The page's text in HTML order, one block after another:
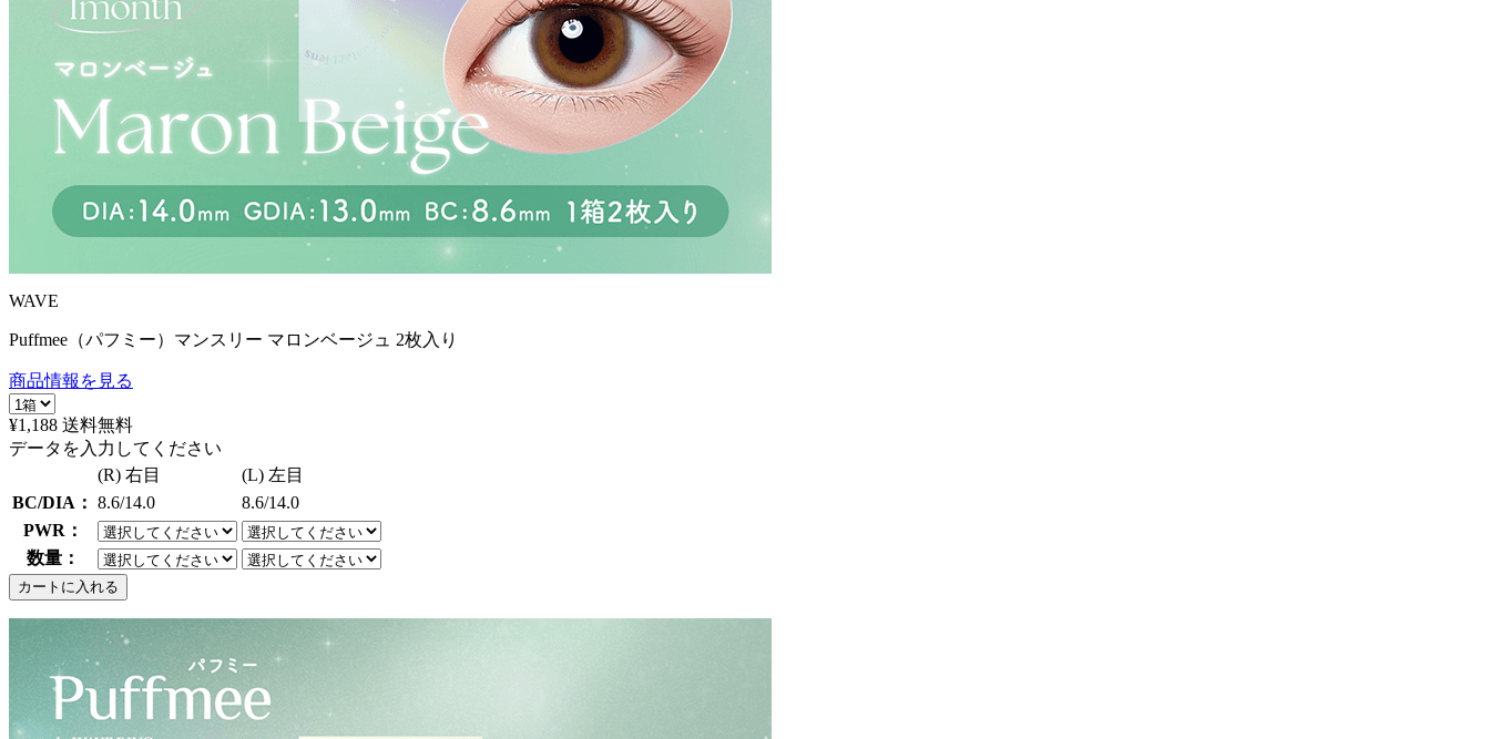
WAVE
Puffmee（パフミー）マンスリー マロンベージュ 2枚入り
商品情報を見る
¥1,188 送料無料
データを入力してください
(R) 右目
(L) 左目
BC/DIA： 8.6/14.0
8.6/14.0
PWR：
数量：
カートに入れる